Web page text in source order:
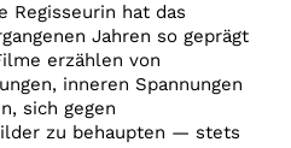
Regisseurin hat das
Jahren so geprägt
erzählen von
inneren Spannungen
sich gegen
zu behaupten — stets